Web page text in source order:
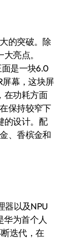
的突破。除
亮点。
是一块6.0
屏幕，这块屏
在功耗方面
保持较窄下
的设计。配
、香槟金和
以及NPU
华为首个人
迭代，在